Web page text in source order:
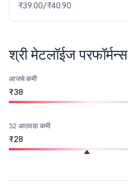
₹39.00/₹40.90.
श्री मेटलॉईज परफॉर्मन्स
आजचे कमी
₹38
52 आठवडा कमी
₹28